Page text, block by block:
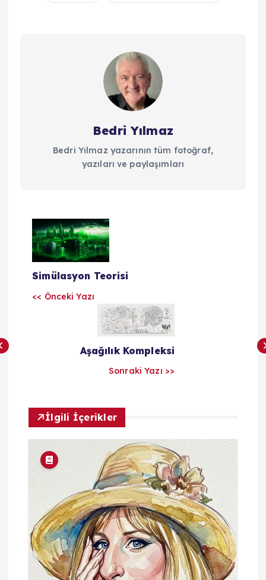
Bedri Yılmaz
Bedri Yılmaz yazarının tüm fotoğraf,
yazıları ve paylaşımları
Y
a
z
r
m
Simülasyon Teorisi
<< Önceki Yazı
Aşağılık Kompleksi
Sonraki Yazı >>
İlgili İçerikler